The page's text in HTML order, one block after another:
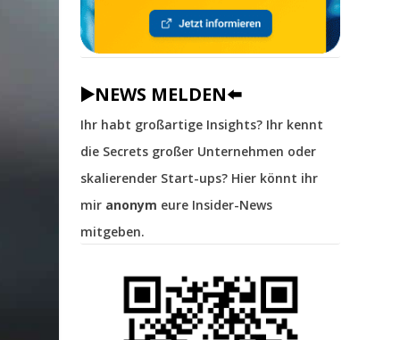
▶️NEWS MELDEN⬅️
Ihr habt großartige Insights? Ihr kennt
die Secrets großer Unternehmen oder
skalierender Start-ups? Hier könnt ihr
mir anonym eure Insider-News
mitgeben.